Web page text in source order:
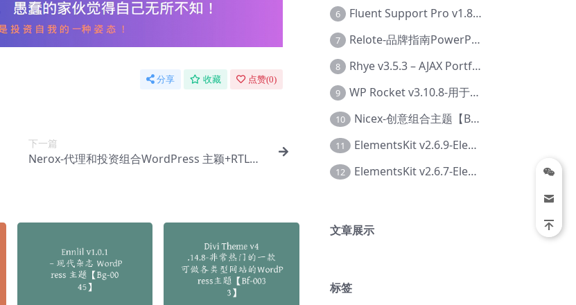
分享 收藏 点赞(0)
下一篇
Nerox-代理和投资组合WordPress 主颖+RTL【B
6 Fluent Support Pro v1.8.1 – WordPress 支持票务系统【Cc-0041】
7 Relote-品牌指南PowerPoint模板【Dc-0076】
8 Rhye v3.5.3 – AJAX Portfolio WordPress 主题【Bi-0049】
9 WP Rocket v3.10.8-用于wordpress速度优化的缓存加速插件【Cd-0019】
10 Nicex-创意组合主题【Be-0092】
11 ElementsKit v2.6.9-Elementor插件【Ab-0161】
12 ElementsKit v2.6.7-Elementor插件【Ab-0162】
文章展示
标签